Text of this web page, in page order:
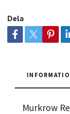
Dela
Murkrow